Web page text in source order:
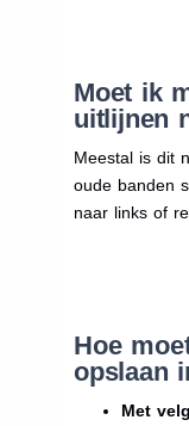
Moet ik
uitlijnen
Meestal is dit
oude banden
naar links of
Hoe
opslaan
Met